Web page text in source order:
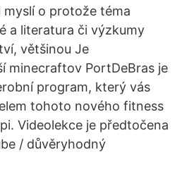
myslí o protože téma
a literatura či výzkumy
většinou Je
minecraftov PortDeBras je
program, který vás
tohoto nového fitness
Videolekce je předtočena
/ důvěryhodný